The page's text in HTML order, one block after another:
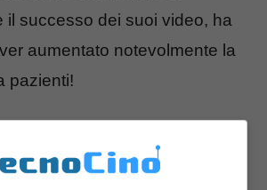
il successo dei suoi video, ha
aumentato notevolmente la
pazienti!